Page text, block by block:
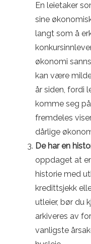
En leietaker
sine
langt som å
økonomi
kan være
år siden, fordi
komme seg
fremdeles
dårlige
De har en
oppdaget at
historie med
kredittsjekk
utleier, bør du
arkiveres av
vanligste